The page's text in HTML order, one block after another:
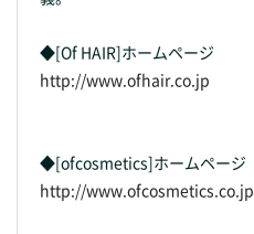
◆[Of HAIR]ホームページ
http://www.ofhair.co.jp
◆[ofcosmetics]ホームページ
http://www.ofcosmetics.co.jp